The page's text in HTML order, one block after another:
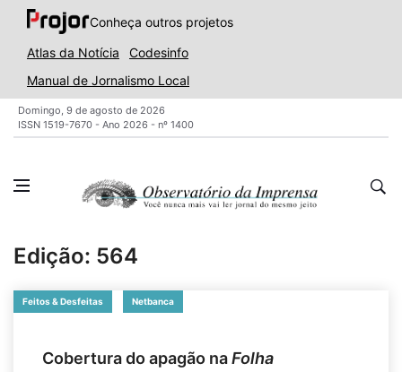
Conheça outros projetos
Atlas da Notícia
Codesinfo
Manual de Jornalismo Local
Domingo, 9 de agosto de 2026
ISSN 1519-7670 - Ano 2026 - nº 1400
Edição: 564
Feitos & Desfeitas Netbanca
Cobertura do apagão naFolha